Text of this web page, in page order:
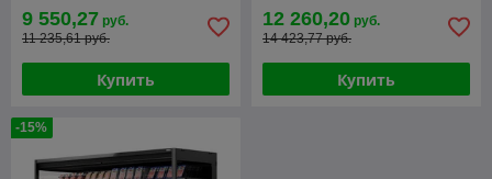
9 550,27 руб.
11 235,61 руб.
Купить
12 260,20 руб.
14 423,77 руб.
Купить
-15%